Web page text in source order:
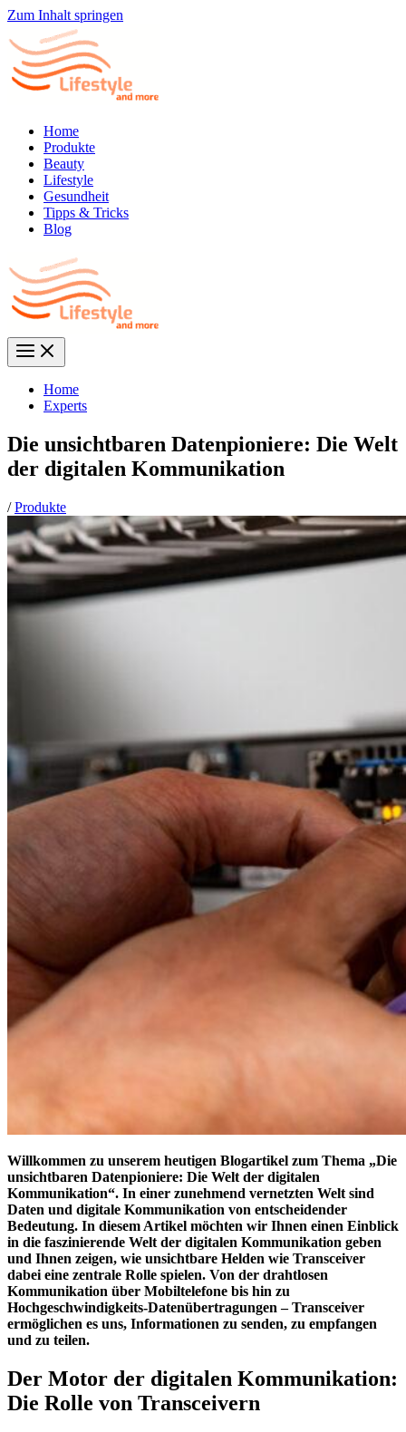
Zum Inhalt springen
Home
Produkte
Beauty
Lifestyle
Gesundheit
Tipps & Tricks
Blog
Home
Experts
Die unsichtbaren Datenpioniere: Die Welt
der digitalen Kommunikation
/Produkte
Willkommen zu unserem heutigen Blogartikel zum Thema „Die
unsichtbaren Datenpioniere: Die Welt der digitalen
Kommunikation“. In einer zunehmend vernetzten Welt sind
Daten und digitale Kommunikation von entscheidender
Bedeutung. In diesem Artikel möchten wir Ihnen einen Einblick
in die faszinierende Welt der digitalen Kommunikation geben
und Ihnen zeigen, wie unsichtbare Helden wie Transceiver
dabei eine zentrale Rolle spielen. Von der drahtlosen
Kommunikation über Mobiltelefone bis hin zu
Hochgeschwindigkeits-Datenübertragungen – Transceiver
ermöglichen es uns, Informationen zu senden, zu empfangen
und zu teilen.
Der Motor der digitalen Kommunikation:
Die Rolle von Transceivern